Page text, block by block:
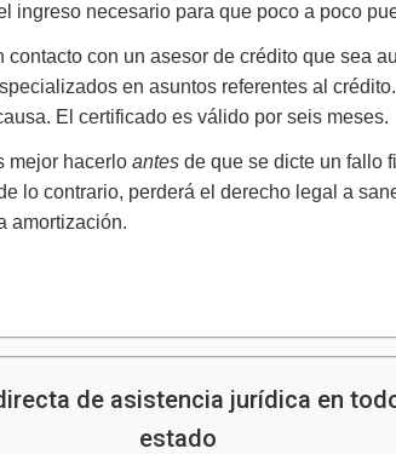
ingreso necesario para que poco a poco
con un asesor de crédito que sea
en asuntos referentes al
El certificado es válido por seis meses.
mejor hacerlo antes de que se dicte un fallo
lo contrario, perderá el derecho legal a
amortización.
de asistencia jurídica en
estado